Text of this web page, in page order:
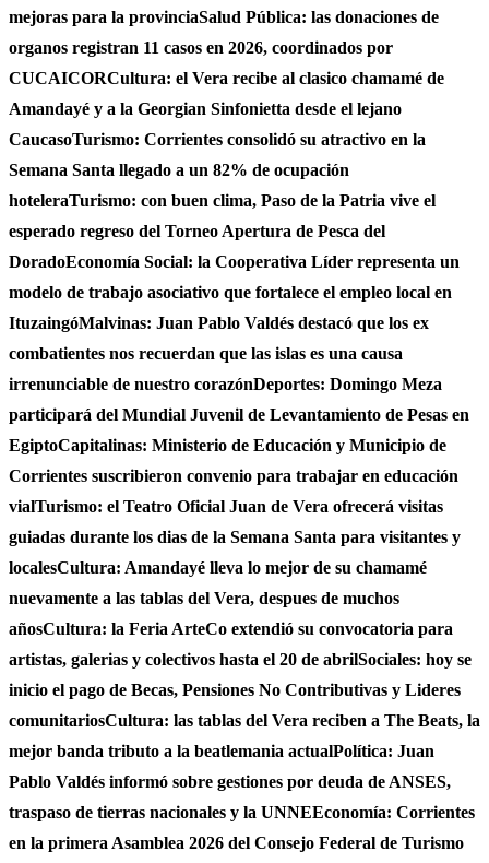
mejoras para la provinciaSalud Pública: las donaciones de
organos registran 11 casos en 2026, coordinados por
CUCAICORCultura: el Vera recibe al clasico chamamé de
Amandayé y a la Georgian Sinfonietta desde el lejano
CaucasoTurismo: Corrientes consolidó su atractivo en la
Semana Santa llegado a un 82% de ocupación
hoteleraTurismo: con buen clima, Paso de la Patria vive el
esperado regreso del Torneo Apertura de Pesca del
DoradoEconomía Social: la Cooperativa Líder representa un
modelo de trabajo asociativo que fortalece el empleo local en
ItuzaingóMalvinas: Juan Pablo Valdés destacó que los ex
combatientes nos recuerdan que las islas es una causa
irrenunciable de nuestro corazónDeportes: Domingo Meza
participará del Mundial Juvenil de Levantamiento de Pesas en
EgiptoCapitalinas: Ministerio de Educación y Municipio de
Corrientes suscribieron convenio para trabajar en educación
vialTurismo: el Teatro Oficial Juan de Vera ofrecerá visitas
guiadas durante los dias de la Semana Santa para visitantes y
localesCultura: Amandayé lleva lo mejor de su chamamé
nuevamente a las tablas del Vera, despues de muchos
añosCultura: la Feria ArteCo extendió su convocatoria para
artistas, galerias y colectivos hasta el 20 de abrilSociales: hoy se
inicio el pago de Becas, Pensiones No Contributivas y Lideres
comunitariosCultura: las tablas del Vera reciben a The Beats, la
mejor banda tributo a la beatlemania actualPolítica: Juan
Pablo Valdés informó sobre gestiones por deuda de ANSES,
traspaso de tierras nacionales y la UNNEEconomía: Corrientes
en la primera Asamblea 2026 del Consejo Federal de Turismo